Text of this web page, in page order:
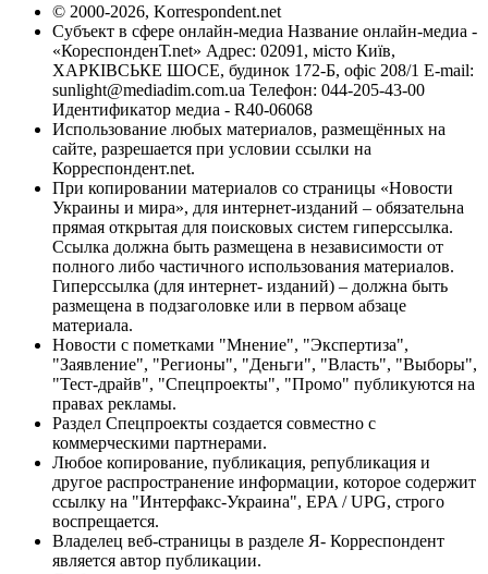
© 2000-2026, Korrespondent.net
Субъект в сфере онлайн-медиа Название онлайн-медиа -
«КореспонденТ.net» Адрес: 02091, місто Київ,
ХАРКІВСЬКЕ ШОСЕ, будинок 172-Б, офіс 208/1 E-mail:
sunlight@mediadim.com.ua Телефон: 044-205-43-00
Идентификатор медиа - R40-06068
Использование любых материалов, размещённых на
сайте, разрешается при условии ссылки на
Корреспондент.net.
При копировании материалов со страницы «Новости
Украины и мира», для интернет-изданий – обязательна
прямая открытая для поисковых систем гиперссылка.
Ссылка должна быть размещена в независимости от
полного либо частичного использования материалов.
Гиперссылка (для интернет- изданий) – должна быть
размещена в подзаголовке или в первом абзаце
материала.
Новости с пометками "Мнение", "Экспертиза",
"Заявление", "Регионы", "Деньги", "Власть", "Выборы",
"Тест-драйв", "Спецпроекты", "Промо" публикуются на
правах рекламы.
Раздел Спецпроекты создается совместно с
коммерческими партнерами.
Любое копирование, публикация, републикация и
другое распространение информации, которое содержит
ссылку на "Интерфакс-Украина", EPA / UPG, строго
воспрещается.
Владелец веб-страницы в разделе Я- Корреспондент
является автор публикации.